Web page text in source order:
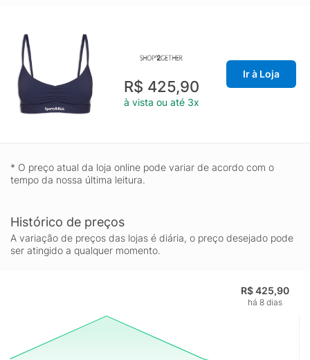
R$ 425,90
à vista ou até 3x
Ir à Loja
* O preço atual da loja online pode variar de acordo com o
tempo da nossa última leitura.
Histórico de preços
A variação de preços das lojas é diária, o preço desejado pode
ser atingido a qualquer momento.
R$ 425,90
há 8 dias